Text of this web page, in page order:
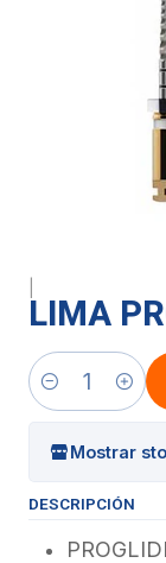
LIMA
Cantidad
Mostrar
DESCRIPCIÓN